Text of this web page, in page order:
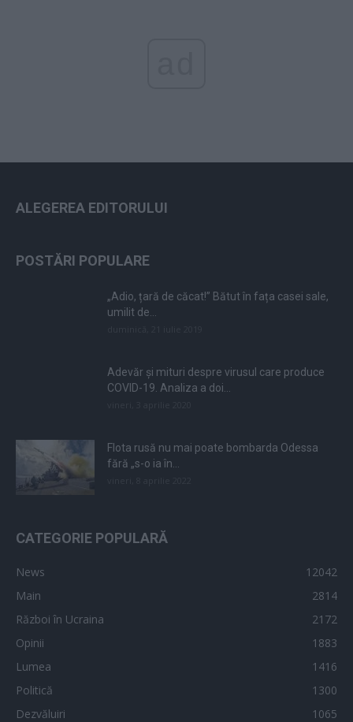
ALEGEREA EDITORULUI
POSTĂRI POPULARE
„Adio, țară de căcat!” Bătut în fața casei sale,
umilit de...
Adevăr și mituri despre virusul care produce
COVID-19. Analiza a doi...
Flota rusă nu mai poate bombarda Odessa
fără „s-o ia în...
CATEGORIE POPULARĂ
News
12042
Main
2814
Război în Ucraina
2172
Opinii
1883
Lumea
1416
Politică
1300
Dezvăluiri
1065